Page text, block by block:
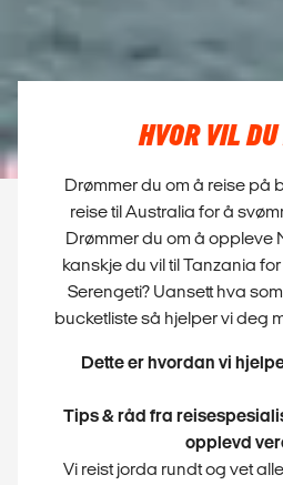
HVOR VIL
Drømmer du om å reise på
reise til Australia for å
Drømmer du om å oppleve
kanskje du vil til Tanzania
Serengeti? Uansett hva
bucketliste så hjelper vi deg
Dette er hvordan vi
Tips & råd fra
opplevd
Vi reist jorda rundt og vet